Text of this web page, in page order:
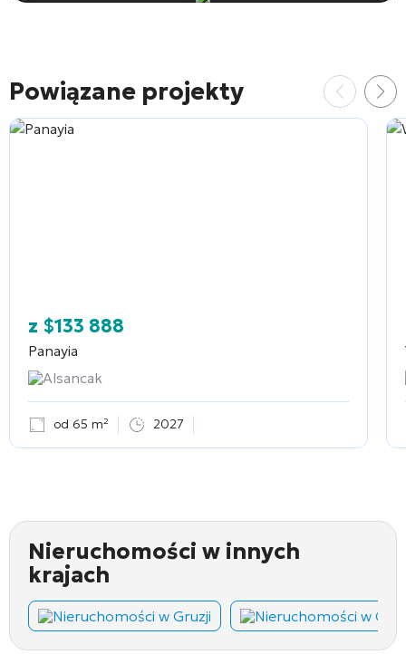
Powiązane projekty
z $133 888
Panayia
Alsancak
od 65 m² 2027
Nieruchomości w innych
krajach
Nieruchomości w Gruzji Nieruchomości w